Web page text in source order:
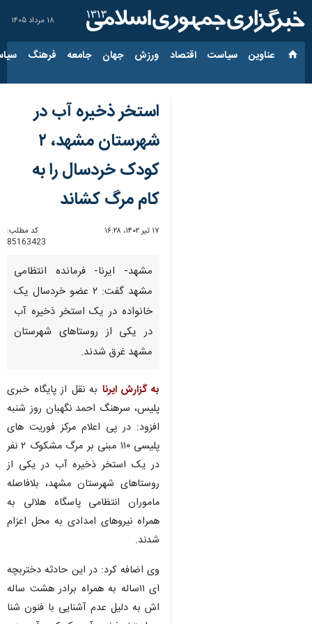
۱۸ مرداد ۱۴۰۵
عناوین‌ سیاست اقتصاد ورزش جهان جامعه فرهنگ
استخر ذخیره آب در
شهرستان مشهد، ۲
کودک خردسال را به
کام مرگ کشاند
۱۷ تیر ۱۴۰۲، ۱۶:۲۸
کد مطلب:
85163423
مشهد- ایرنا- فرمانده انتظامی
مشهد گفت: ۲ عضو خردسال یک
خانواده در یک استخر ذخیره آب
در یکی از روستاهای شهرستان
مشهد غرق شدند.
به گزارش ایرنا به نقل از پایگاه خبری
پلیس، سرهنگ احمد نگهبان روز شنبه
افزود: در پی اعلام مرکز فوریت های
پلیسی ۱۱۰ مبنی بر مرگ مشکوک ۲ نفر
در یک استخر ذخیره آب در یکی از
روستاهای شهرستان مشهد، بلافاصله
ماموران انتظامی پاسگاه هلالی به
همراه نیروهای امدادی به محل اعزام
شدند.
وی اضافه کرد: در این حادثه دختربچه
ای ۱۱ساله به همراه برادر هشت ساله
اش به دلیل عدم آشنایی با فنون شنا